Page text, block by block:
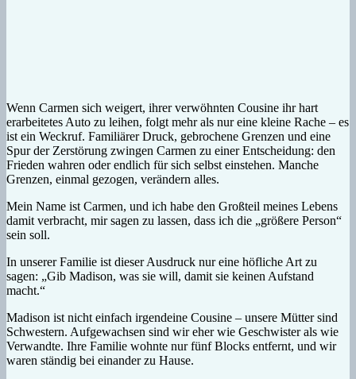
Wenn Carmen sich weigert, ihrer verwöhnten Cousine ihr hart
erarbeitetes Auto zu leihen, folgt mehr als nur eine kleine Rache – es
ist ein Weckruf. Familiärer Druck, gebrochene Grenzen und eine
Spur der Zerstörung zwingen Carmen zu einer Entscheidung: den
Frieden wahren oder endlich für sich selbst einstehen. Manche
Grenzen, einmal gezogen, verändern alles.
Mein Name ist Carmen, und ich habe den Großteil meines Lebens
damit verbracht, mir sagen zu lassen, dass ich die „größere Person“
sein soll.
In unserer Familie ist dieser Ausdruck nur eine höfliche Art zu
sagen: „Gib Madison, was sie will, damit sie keinen Aufstand
macht.“
Madison ist nicht einfach irgendeine Cousine – unsere Mütter sind
Schwestern. Aufgewachsen sind wir eher wie Geschwister als wie
Verwandte. Ihre Familie wohnte nur fünf Blocks entfernt, und wir
waren ständig bei einander zu Hause.